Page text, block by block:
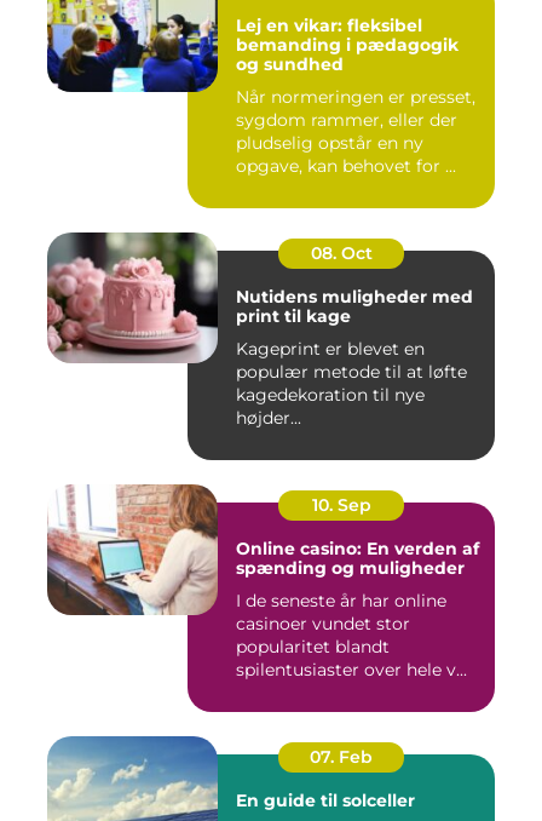
Lej en vikar: fleksibel
bemanding i pædagogik
og sundhed
Når normeringen er presset,
sygdom rammer, eller der
pludselig opstår en ny
opgave, kan behovet for ...
08. Oct
Nutidens muligheder med
print til kage
Kageprint er blevet en
populær metode til at løfte
kagedekoration til nye
højder...
10. Sep
Online casino: En verden af
spænding og muligheder
I de seneste år har online
casinoer vundet stor
popularitet blandt
spilentusiaster over hele v...
07. Feb
En guide til solceller